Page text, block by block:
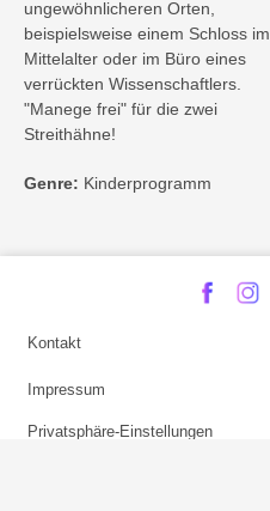
ungewöhnlicheren Orten,
beispielsweise einem Schloss im
Mittelalter oder im Büro eines
verrückten Wissenschaftlers.
"Manege frei" für die zwei
Streithähne!
Genre: Kinderprogramm
Kontakt
Impressum
Privatsphäre-Einstellungen